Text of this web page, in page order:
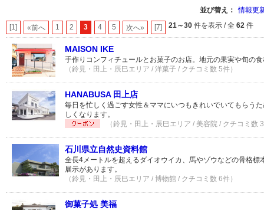
並び替え： 情報更
[1] «前へ 1 2 3 4 5 次へ» [7] 21～30 件を表示 / 全 62 件
MAISON IKE
手作りコンフィチュールとお菓子のお店。地元の果実や旬の
（鈴見・田上・辰巳エリア / 洋菓子 / クチコミ数 5件）
HANABUSA 田上店
毎日を忙しく過ごす女性＆ママにいつもきれいでいてもらう
しくなります。
（鈴見・田上・辰巳エリア / 美容院 / クチコミ数
石川県立自然史資料館
全長4メートルを超えるダイオウイカ、馬やゾウなどの骨格標
展示があります。
（鈴見・田上・辰巳エリア / 博物館 / クチコミ数 6件）
御菓子処 美福